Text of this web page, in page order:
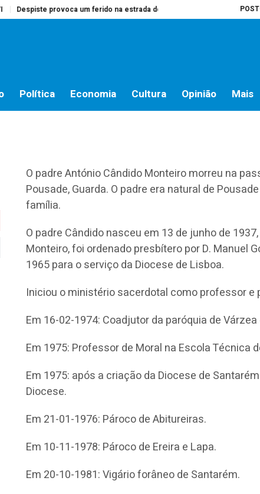
provoca um ferido na estrada do campo Presidente da
Política Economia Cultura Opinião Mais
O padre António Cândido Monteiro morreu na
Pousade, Guarda. O padre era natural de
família.
O padre Cândido nasceu em 13 de junho de
Monteiro, foi ordenado presbítero por D. Manuel
1965 para o serviço da Diocese de Lisboa.
Iniciou o ministério sacerdotal como professor e
Em 16-02-1974: Coadjutor da paróquia de
Em 1975: Professor de Moral na Escola Técnica
Em 1975: após a criação da Diocese de
Diocese.
Em 21-01-1976: Pároco de Abitureiras.
Em 10-11-1978: Pároco de Ereira e Lapa.
Em 20-10-1981: Vigário forâneo de Santarém.